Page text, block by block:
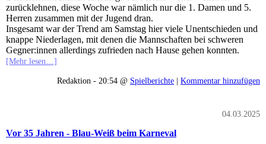
zurücklehnen, diese Woche war nämlich nur die 1. Damen und 5.
Herren zusammen mit der Jugend dran.
Insgesamt war der Trend am Samstag hier viele Unentschieden und
knappe Niederlagen, mit denen die Mannschaften bei schweren
Gegner:innen allerdings zufrieden nach Hause gehen konnten.
[Mehr lesen…]
Redaktion - 20:54 @ Spielberichte | Kommentar hinzufügen
04.03.2025
Vor 35 Jahren - Blau-Weiß beim Karneval